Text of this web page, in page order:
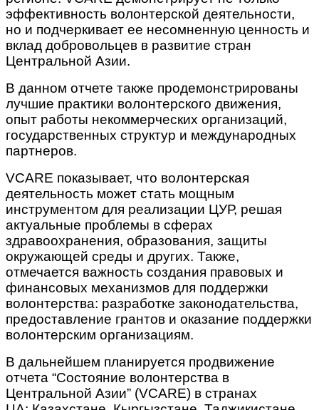
эффективность волонтерской деятельности,
но и подчеркивает ее несомненную ценность и
вклад добровольцев в развитие стран
Центральной Азии.
В данном отчете также продемонстрированы
лучшие практики волонтерского движения,
опыт работы некоммерческих организаций,
государственных структур и международных
партнеров.
VCARE показывает, что волонтерская
деятельность может стать мощным
инструментом для реализации ЦУР, решая
актуальные проблемы в сферах
здравоохранения, образования, защиты
окружающей среды и других. Также,
отмечается важность создания правовых и
финансовых механизмов для поддержки
волонтерства: разработке законодательства,
предоставление грантов и оказание поддержки
волонтерским организациям.
В дальнейшем планируется продвижение
отчета “Состояние волонтерства в
Центральной Азии” (VCARE) в странах